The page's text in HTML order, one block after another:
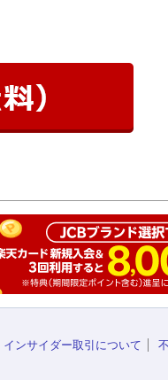
インサイダー取引について